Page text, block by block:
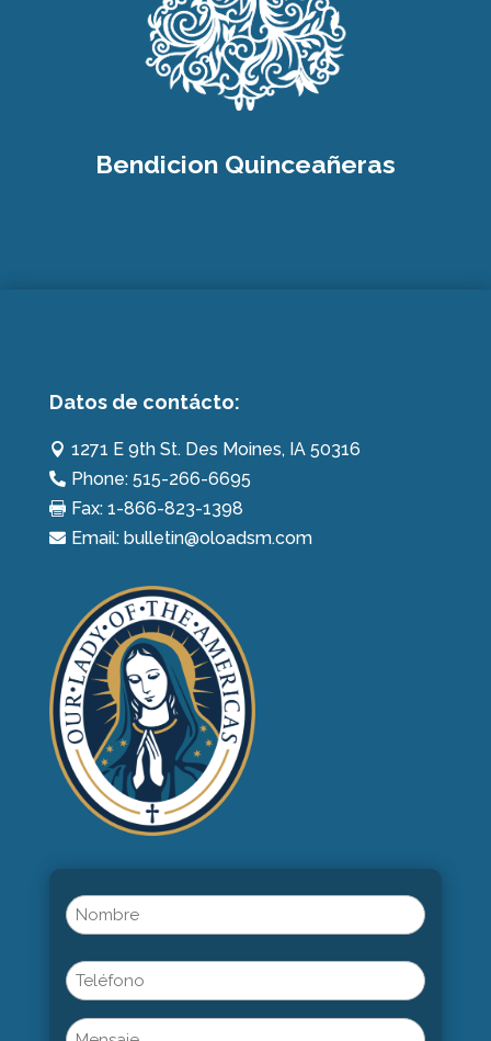
Bendicion Quinceañeras
Datos de contácto:
 1271 E 9th St. Des Moines, IA 50316
 Phone: 515-266-6695
 Fax: 1-866-823-1398
 Email: bulletin@oloadsm.com
Name
(Obligatorio)
Phone
Untitled